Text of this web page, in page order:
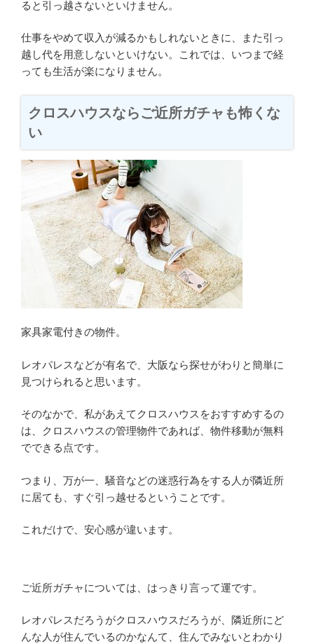
ると引っ越さないといけません。
仕事をやめて収入が減るかもしれないときに、また引っ
越し代を用意しないといけない。これでは、いつまで経
っても生活が楽になりません。
クロスハウスならご近所ガチャも怖くな
い
家具家電付きの物件。
レオパレスなどが有名で、大阪なら探せがわりと簡単に
見つけられると思います。
そのなかで、私があえてクロスハウスをおすすめするの
は、クロスハウスの管理物件であれば、物件移動が無料
でできる点です。
つまり、万が一、騒音などの迷惑行為をする人が隣近所
に居ても、すぐ引っ越せるということです。
これだけで、安心感が違います。
ご近所ガチャについては、はっきり言って運です。
レオパレスだろうがクロスハウスだろうが、隣近所にど
んな人が住んでいるのかなんて、住んでみないとわかり